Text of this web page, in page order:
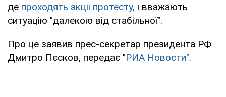
де проходять акції протесту, і вважають
ситуацію "далекою від стабільної".
Про це заявив прес-секретар президента РФ
Дмитро Пєсков, передає "РИА Новости".